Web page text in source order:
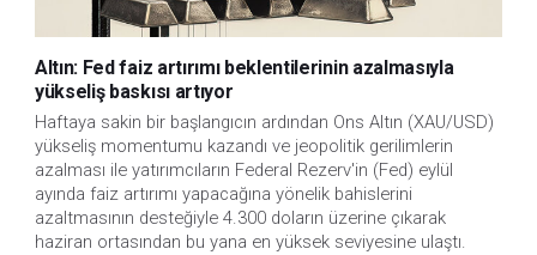
Altın: Fed faiz artırımı beklentilerinin azalmasıyla
yükseliş baskısı artıyor
Haftaya sakin bir başlangıcın ardından Ons Altın (XAU/USD)
yükseliş momentumu kazandı ve jeopolitik gerilimlerin
azalması ile yatırımcıların Federal Rezerv'in (Fed) eylül
ayında faiz artırımı yapacağına yönelik bahislerini
azaltmasının desteğiyle 4.300 doların üzerine çıkarak
haziran ortasından bu yana en yüksek seviyesine ulaştı.